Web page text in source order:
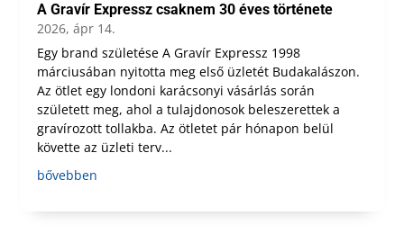
A Gravír Expressz csaknem 30 éves története
2026, ápr 14.
Egy brand születése A Gravír Expressz 1998
márciusában nyitotta meg első üzletét Budakalászon.
Az ötlet egy londoni karácsonyi vásárlás során
született meg, ahol a tulajdonosok beleszerettek a
gravírozott tollakba. Az ötletet pár hónapon belül
követte az üzleti terv...
bővebben